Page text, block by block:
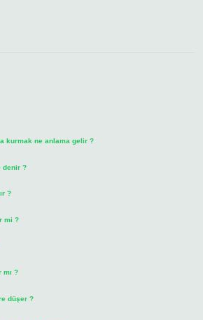
kurmak ne anlama gelir ?
denir ?
?
mi ?
?
düşer ?